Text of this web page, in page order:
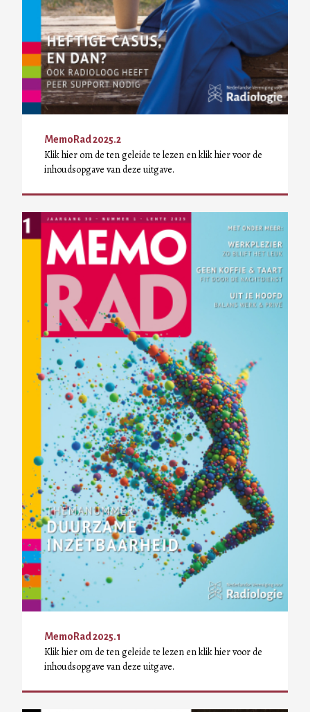
MemoRad 2025.2
Klik hier om de ten geleide te lezen en klik hier voor de
inhoudsopgave van deze uitgave.
MemoRad 2025.1
Klik hier om de ten geleide te lezen en klik hier voor de
inhoudsopgave van deze uitgave.